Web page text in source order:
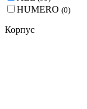
HUMERO (0)
Корпус